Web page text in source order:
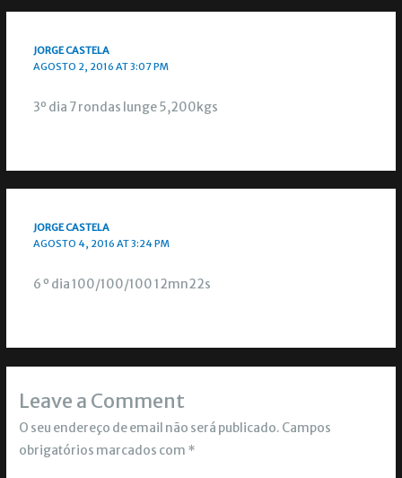
JORGE CASTELA
AGOSTO 2, 2016 AT 3:07 PM
3º dia 7 rondas lunge 5,200kgs
JORGE CASTELA
AGOSTO 4, 2016 AT 3:24 PM
6 º dia 100/100/100 12mn22s
Leave a Comment
O seu endereço de email não será publicado. Campos
obrigatórios marcados com *